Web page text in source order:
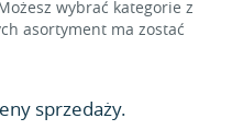
wybrać kategorie z
asortyment ma zostać
sprzedaży.